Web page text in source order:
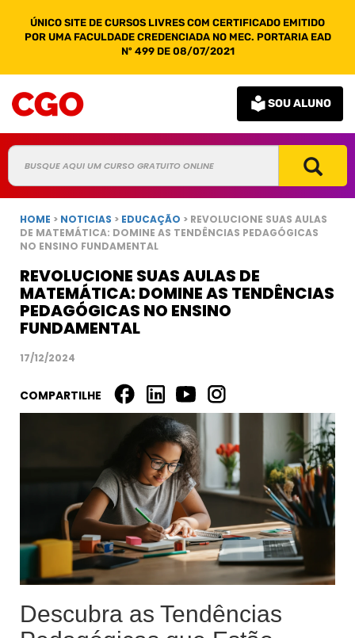
ÚNICO SITE DE CURSOS LIVRES COM CERTIFICADO EMITIDO
POR UMA FACULDADE CREDENCIADA NO MEC. PORTARIA EAD
Nº 499 DE 08/07/2021
SOU ALUNO
HOME > NOTICIAS > EDUCAÇÃO > REVOLUCIONE SUAS AULAS
DE MATEMÁTICA: DOMINE AS TENDÊNCIAS PEDAGÓGICAS
NO ENSINO FUNDAMENTAL
REVOLUCIONE SUAS AULAS DE
MATEMÁTICA: DOMINE AS TENDÊNCIAS
PEDAGÓGICAS NO ENSINO
FUNDAMENTAL
17/12/2024
COMPARTILHE
Descubra as Tendências